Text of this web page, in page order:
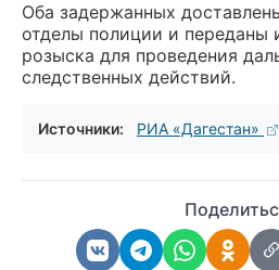
Оба задержанных
отделы полиции и переданы
розыска для проведения
следственных действий.
Источники: РИА «Дагестан»